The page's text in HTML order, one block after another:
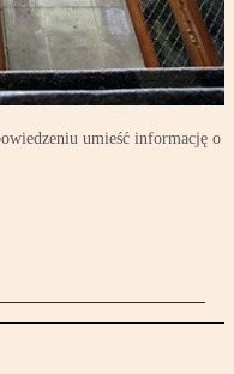
umieść informację o